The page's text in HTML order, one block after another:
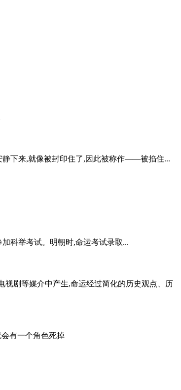
静下来,就像被封印住了,因此被称作——被掐住...
科举考试。明朝时,命运考试录取...
视剧等媒介中产生,命运经过简化的历史观点、历
有一个角色死掉